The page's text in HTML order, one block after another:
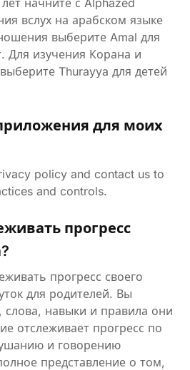
начните с Alphazed
вслух на арабском языке
выберите Amal для
Для изучения Корана и
Thurayya для детей
для моих
policy and contact us to
and controls.
прогресс
прогресс своего
для родителей. Вы
слова, навыки и правила они
отслеживает прогресс по
и говорению
представление о том,